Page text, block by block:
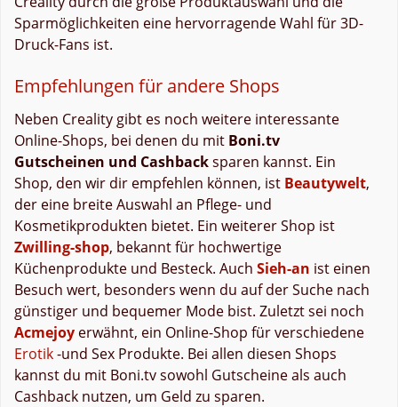
Sparmöglichkeiten eine hervorragende Wahl für 3D-
Druck-Fans ist.
Empfehlungen für andere Shops
Neben Creality gibt es noch weitere interessante
Online-Shops, bei denen du mit Boni.tv
Gutscheinen und Cashbacksparen kannst. Ein
Shop, den wir dir empfehlen können, ist Beautywelt,
der eine breite Auswahl an Pflege- und
Kosmetikprodukten bietet. Ein weiterer Shop ist
Zwilling-shop, bekannt für hochwertige
Küchenprodukte und Besteck. Auch Sieh-an ist einen
Besuch wert, besonders wenn du auf der Suche nach
günstiger und bequemer Mode bist. Zuletzt sei noch
Acmejoy erwähnt, ein Online-Shop für verschiedene
Erotik-und Sex Produkte. Bei allen diesen Shops
kannst du mit Boni.tv sowohl Gutscheine als auch
Cashback nutzen, um Geld zu sparen.